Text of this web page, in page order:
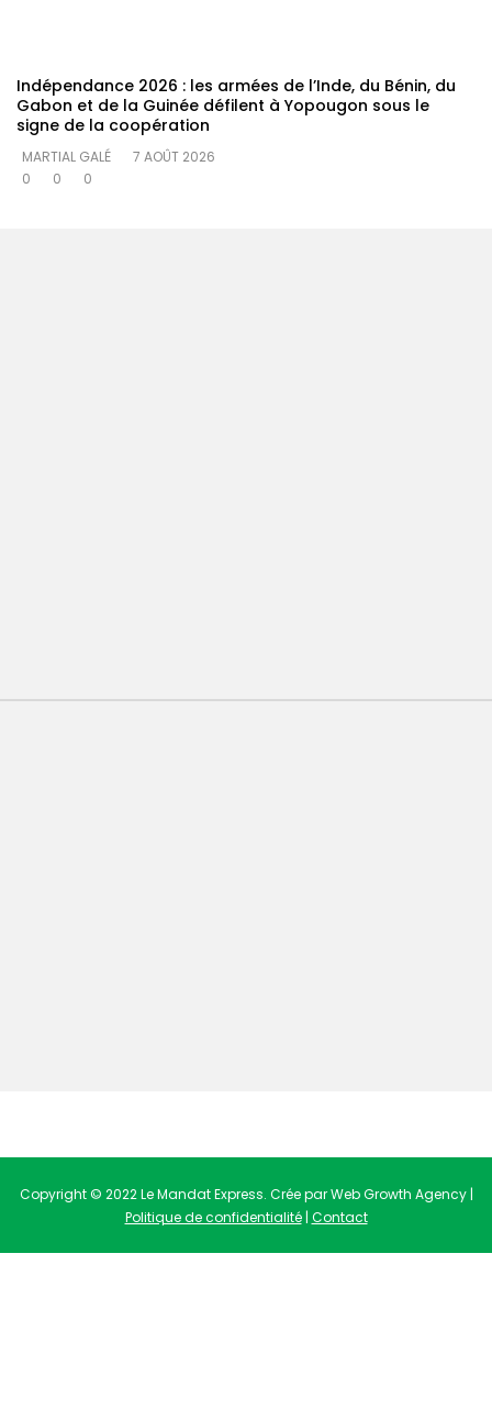
Indépendance 2026 : les armées de l’Inde, du Bénin, du
Gabon et de la Guinée défilent à Yopougon sous le
signe de la coopération
MARTIAL GALÉ
7 AOÛT 2026
0
0 0
Copyright © 2022 Le Mandat Express. Crée par Web Growth Agency |
Politique de confidentialité| Contact